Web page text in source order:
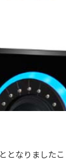
となりました